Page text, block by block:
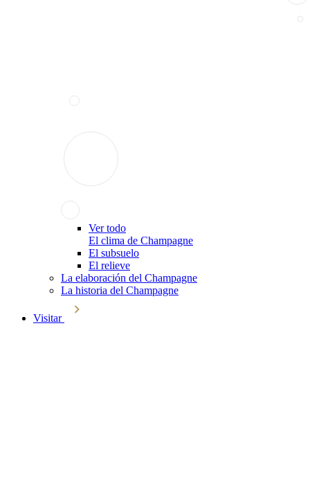
Ver todo
El clima de Champagne
El subsuelo
El relieve
La elaboración del Champagne
La historia del Champagne
Visitar